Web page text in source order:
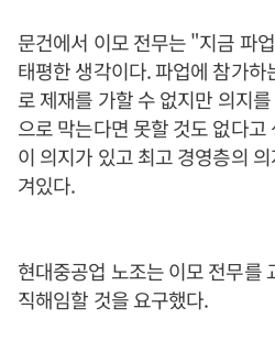
문건에서 이모 전무는 "지금 파
태평한 생각이다. 파업에 참가
로 제재를 가할 수 없지만 의지
으로 막는다면 못할 것도 없다고
이 의지가 있고 최고 경영층의
겨있다.
현대중공업 노조는 이모 전무를
직해임할 것을 요구했다.